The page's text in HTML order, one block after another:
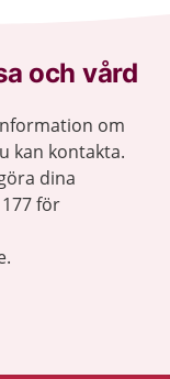
och vård
om
kan kontakta.
dina
för